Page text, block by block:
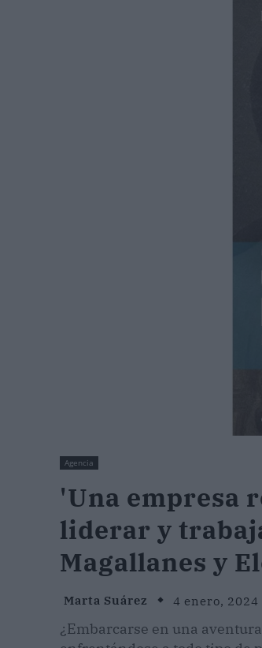
Agencia
'Una empresa
liderar y
Magallanes y
Marta Suárez 4 enero, 2024
¿Embarcarse en una